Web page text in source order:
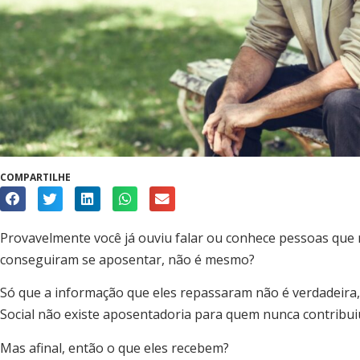
COMPARTILHE
Provavelmente você já ouviu falar ou conhece pessoas
conseguiram se aposentar, não é mesmo?
Só que a informação que eles repassaram não é
Social não existe aposentadoria para quem nunca
Mas afinal, então o que eles recebem?